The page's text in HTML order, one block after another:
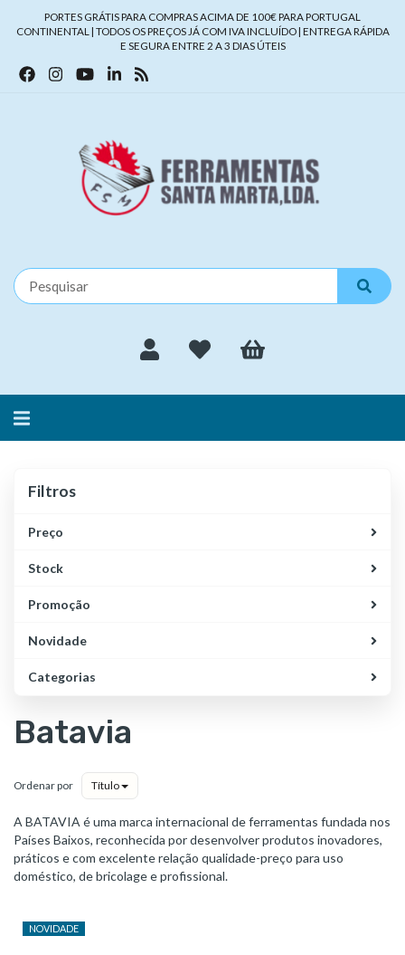
PORTES GRÁTIS PARA COMPRAS ACIMA DE 100€ PARA PORTUGAL
CONTINENTAL | TODOS OS PREÇOS JÁ COM IVA INCLUÍDO | ENTREGA RÁPIDA
E SEGURA ENTRE 2 A 3 DIAS ÚTEIS
Alternar
Filtros
Preço
Stock
Promoção
Novidade
Categorias
Batavia
Ordenar por Título
A BATAVIA é uma marca internacional de ferramentas fundada nos
Países Baixos, reconhecida por desenvolver produtos inovadores,
práticos e com excelente relação qualidade-preço para uso
doméstico, de bricolage e profissional.
NOVIDADE